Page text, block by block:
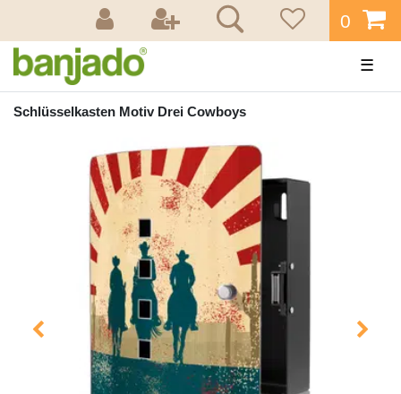
0
☰
Schlüsselkasten Motiv Drei Cowboys